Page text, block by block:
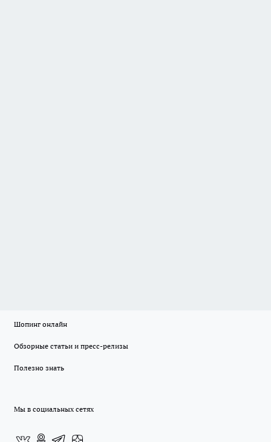
Шопинг онлайн
Обзорные статьи и пресс-релизы
Полезно знать
Мы в социальных сетях